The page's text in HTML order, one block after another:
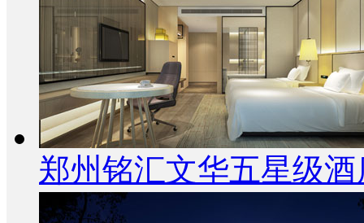
郑州铭汇文华五星级